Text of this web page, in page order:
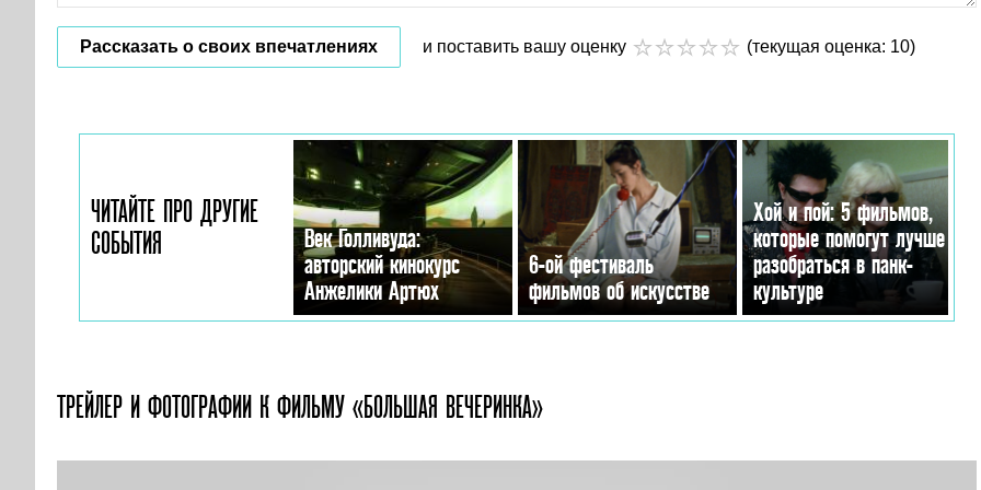
Рассказать о своих впечатлениях и поставить вашу оценку (текущая оценка: 10)
ЧИТАЙТЕ ПРО ДРУГИЕ
СОБЫТИЯ
Век Голливуда:
авторский кинокурс
Анжелики Артюх
6-ой фестиваль
фильмов об искусстве
Хой и пой: 5 фильмов,
которые помогут лучше
разобраться в панк-
культуре
ТРЕЙЛЕР И ФОТОГРАФИИ К ФИЛЬМУ «БОЛЬШАЯ ВЕЧЕРИНКА»